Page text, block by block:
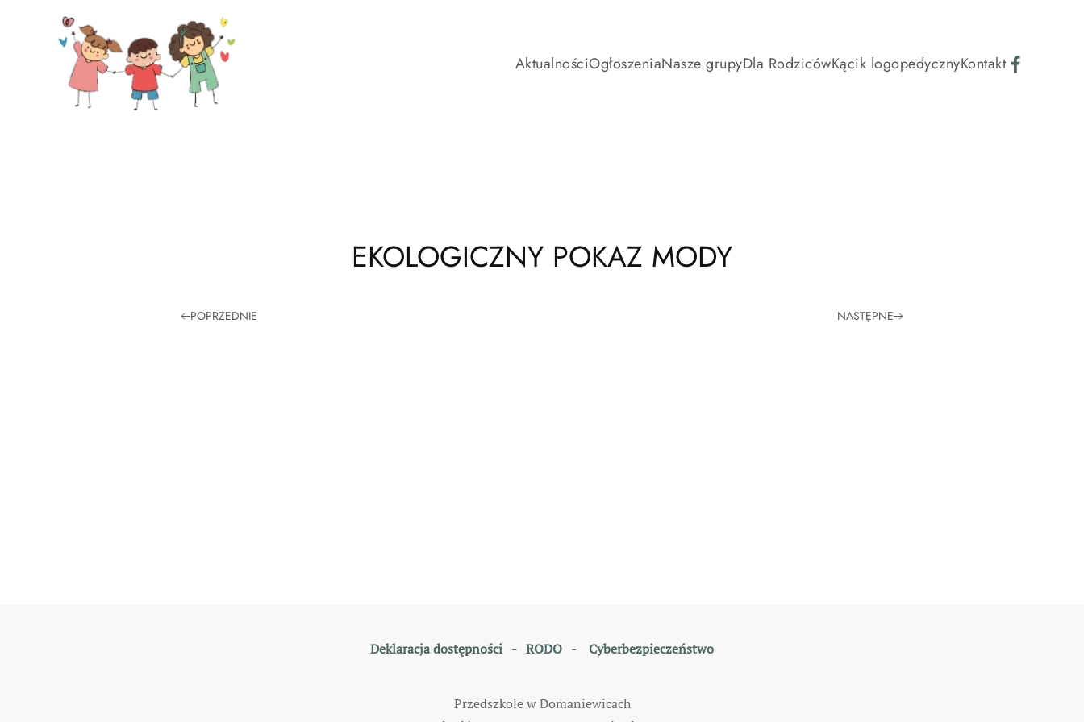
Skip to main content
AktualnościOgłoszeniaNasze grupyDla RodzicówKącik logopedycznyKontakt
EKOLOGICZNY POKAZ MODY
POPRZEDNIE NASTĘPNE
Deklaracja dostępności - RODO - Cyberbezpieczeństwo
Przedszkole w Domaniewicach